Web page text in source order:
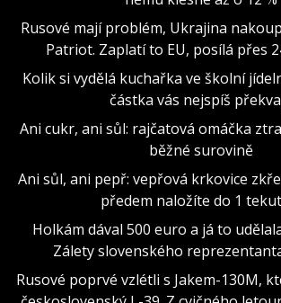
Rusové mají problém, Ukrajina
Patriot. Zaplatí to EU, posílá přes
Kolik si vydělá kuchařka ve školní
částka vás nejspíš
Ani cukr, ani sůl: rajčatová omáčka
běžné surovině
Ani sůl, ani pepř: vepřová krkovice
předem naložíte do 1
Holkám dával 500 euro a já to
Zálety slovenského
Rusové poprvé vzlétli s Jakem-130M,